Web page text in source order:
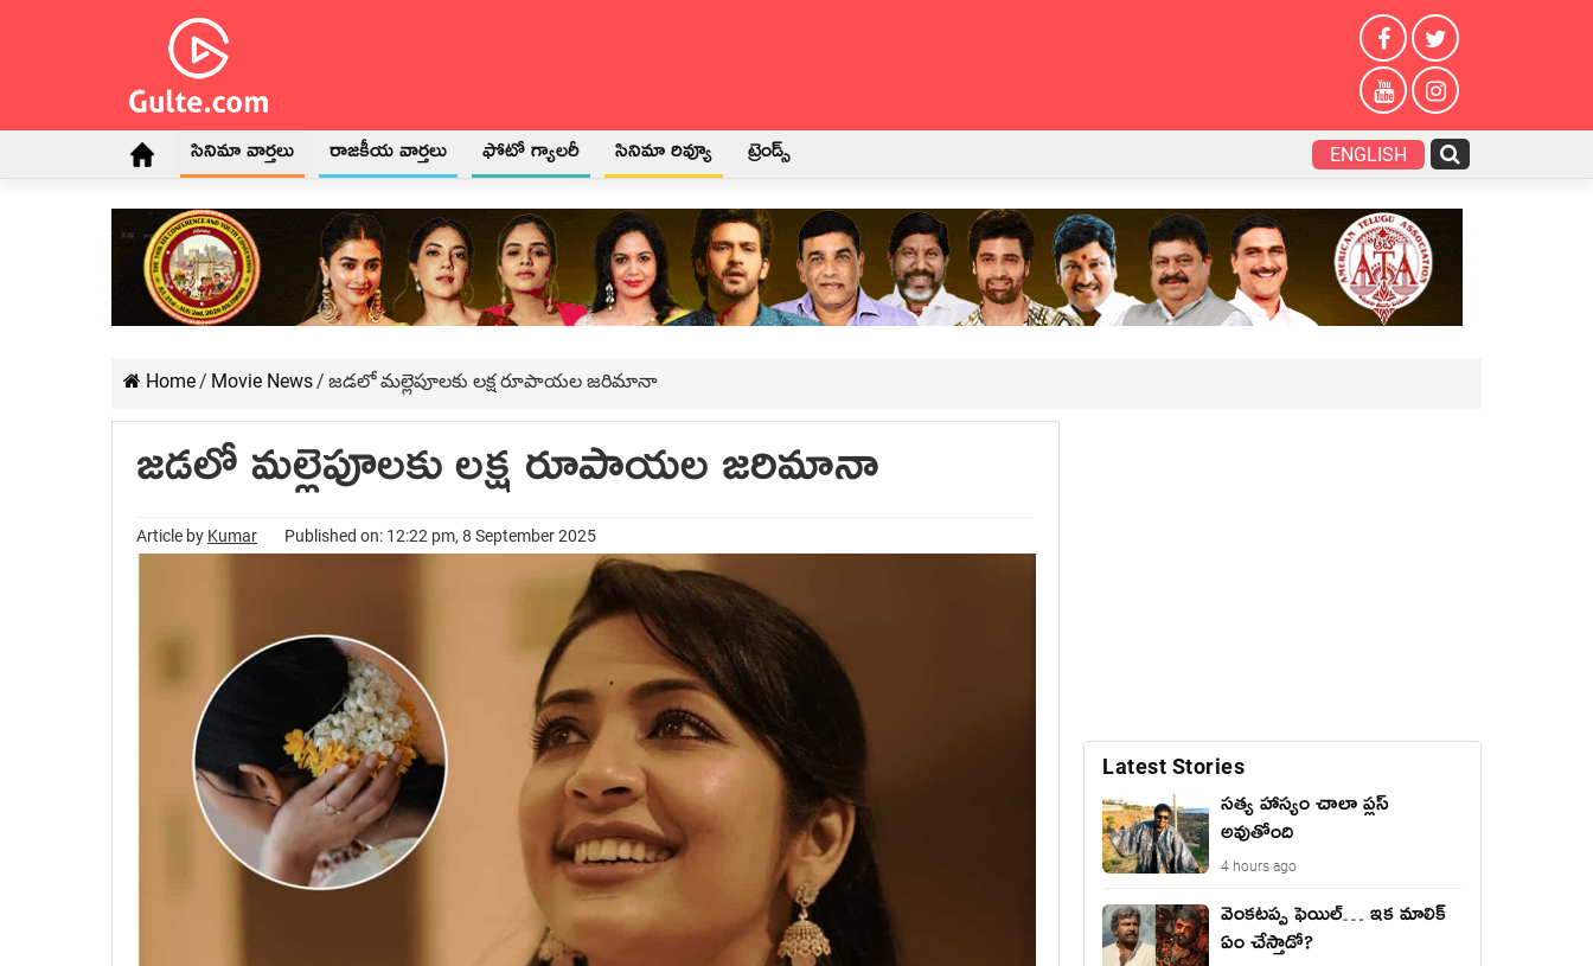
సినిమా వార్తలు రాజకీయ వార్తలు ఫోటో గ్యాలరీ సినిమా రివ్యూ ట్రెండ్స్ ENGLISH
Home / Movie News / జడలో మల్లెపూలకు లక్ష రూపాయల జరిమానా
జడలో మల్లెపూలకు లక్ష రూపాయల జరిమానా
Article by Kumar Published on: 12:22 pm, 8 September 2025
Latest Stories
సత్య హాస్యం చాలా ప్లస్
అవుతోంది
4 hours ago
వెంక‌ట‌ప్ప ఫెయిల్… ఇక మాలిక్
ఏం చేస్తాడో?